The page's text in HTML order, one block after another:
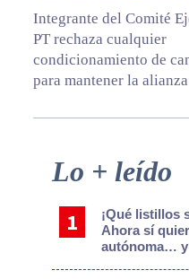
Integrante del Comité
PT rechaza cualquier
condicionamiento de
para mantener la alianza
Primary
Lo + leído
¡Qué listillos
Ahora sí
autónoma… y